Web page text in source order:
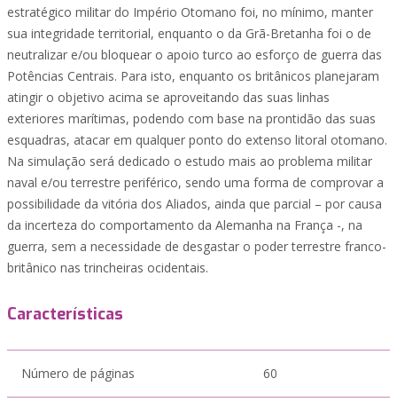
estratégico militar do Império Otomano foi, no mínimo, manter
sua integridade territorial, enquanto o da Grã-Bretanha foi o de
neutralizar e/ou bloquear o apoio turco ao esforço de guerra das
Potências Centrais. Para isto, enquanto os britânicos planejaram
atingir o objetivo acima se aproveitando das suas linhas
exteriores marítimas, podendo com base na prontidão das suas
esquadras, atacar em qualquer ponto do extenso litoral otomano.
Na simulação será dedicado o estudo mais ao problema militar
naval e/ou terrestre periférico, sendo uma forma de comprovar a
possibilidade da vitória dos Aliados, ainda que parcial – por causa
da incerteza do comportamento da Alemanha na França -, na
guerra, sem a necessidade de desgastar o poder terrestre franco-
britânico nas trincheiras ocidentais.
Características
Número de páginas 60